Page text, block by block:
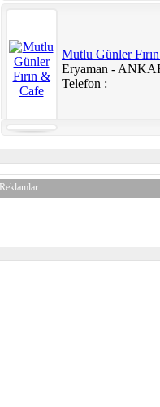
Mutlu Günler
Eryaman -
Telefon :
Reklamlar